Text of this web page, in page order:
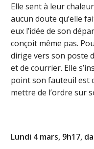
Elle sent à leur
aucun doute qu’elle
eux l’idée de son
conçoit même pas.
dirige vers son poste
et de courrier. Elle
point son fauteuil est
mettre de l’ordre sur
Lundi 4 mars, 9h17,